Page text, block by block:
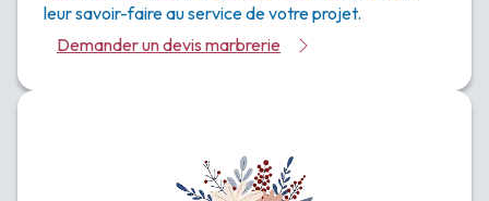
leur savoir-faire au service de votre projet.
Demander un devis marbrerie